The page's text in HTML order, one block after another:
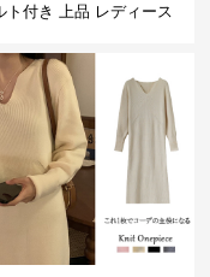
ト付き 上品 レディース